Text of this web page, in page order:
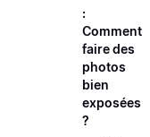
:
Comment
faire des
photos
bien
exposées
?